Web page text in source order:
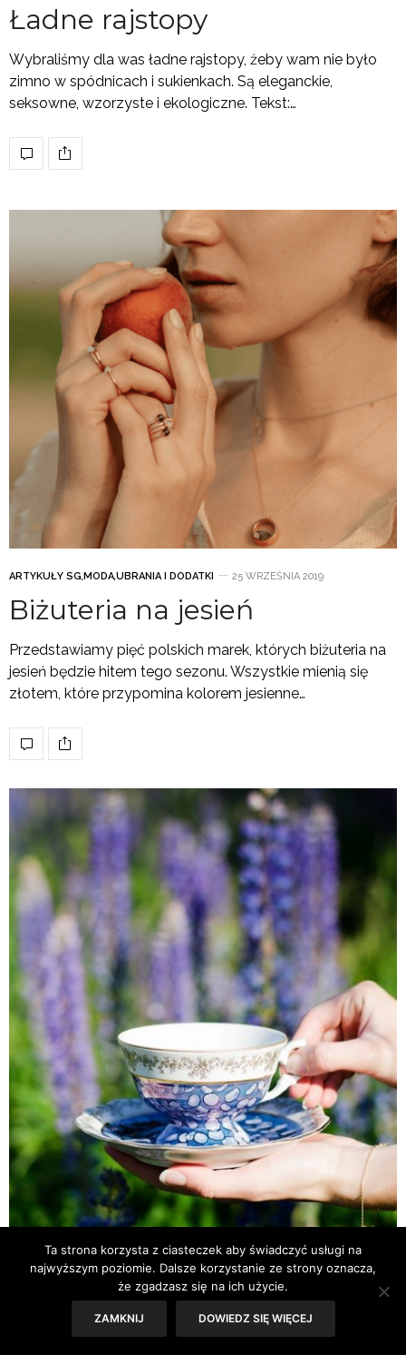
Ładne rajstopy
Wybraliśmy dla was ładne rajstopy, żeby wam nie było
zimno w spódnicach i sukienkach. Są eleganckie,
seksowne, wzorzyste i ekologiczne. Tekst:…
ARTYKUŁY SG,MODA,UBRANIA I DODATKI 25 WRZEŚNIA 2019
Biżuteria na jesień
Przedstawiamy pięć polskich marek, których biżuteria na
jesień będzie hitem tego sezonu. Wszystkie mienią się
złotem, które przypomina kolorem jesienne…
ARTYKUŁY SG,DOM 20 WRZEŚNIA 2019
Polska porcelana
Ta strona korzysta z ciasteczek aby świadczyć usługi na
najwyższym poziomie. Dalsze korzystanie ze strony oznacza,
że zgadzasz się na ich użycie.
ZAMKNIJ DOWIEDZ SIĘ WIĘCEJ